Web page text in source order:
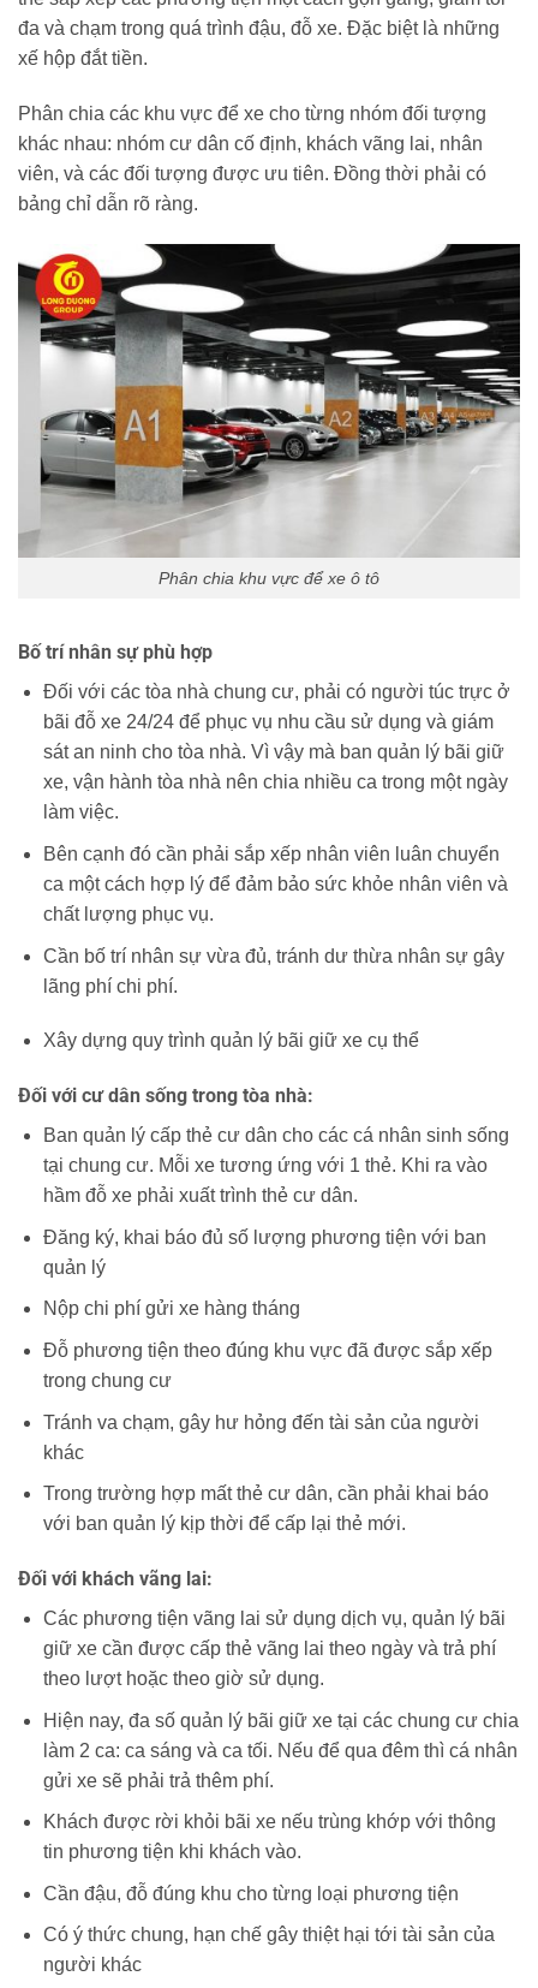
đa và chạm trong quá trình đậu, đỗ xe. Đặc biệt là những
xế hộp đắt tiền.
Phân chia các khu vực để xe cho từng nhóm đối tượng
khác nhau: nhóm cư dân cố định, khách vãng lai, nhân
viên, và các đối tượng được ưu tiên. Đồng thời phải có
bảng chỉ dẫn rõ ràng.
Phân chia khu vực để xe ô tô
Bố trí nhân sự phù hợp
Đối với các tòa nhà chung cư, phải có người túc trực ở
bãi đỗ xe 24/24 để phục vụ nhu cầu sử dụng và giám
sát an ninh cho tòa nhà. Vì vậy mà ban quản lý bãi giữ
xe, vận hành tòa nhà nên chia nhiều ca trong một ngày
làm việc.
Bên cạnh đó cần phải sắp xếp nhân viên luân chuyển
ca một cách hợp lý để đảm bảo sức khỏe nhân viên và
chất lượng phục vụ.
Cần bố trí nhân sự vừa đủ, tránh dư thừa nhân sự gây
lãng phí chi phí.
Xây dựng quy trình quản lý bãi giữ xe cụ thể
Đối với cư dân sống trong tòa nhà:
Ban quản lý cấp thẻ cư dân cho các cá nhân sinh sống
tại chung cư. Mỗi xe tương ứng với 1 thẻ. Khi ra vào
hầm đỗ xe phải xuất trình thẻ cư dân.
Đăng ký, khai báo đủ số lượng phương tiện với ban
quản lý
Nộp chi phí gửi xe hàng tháng
Đỗ phương tiện theo đúng khu vực đã được sắp xếp
trong chung cư
Tránh va chạm, gây hư hỏng đến tài sản của người
khác
Trong trường hợp mất thẻ cư dân, cần phải khai báo
với ban quản lý kịp thời để cấp lại thẻ mới.
Đối với khách vãng lai:
Các phương tiện vãng lai sử dụng dịch vụ, quản lý bãi
giữ xe cần được cấp thẻ vãng lai theo ngày và trả phí
theo lượt hoặc theo giờ sử dụng.
Hiện nay, đa số quản lý bãi giữ xe tại các chung cư chia
làm 2 ca: ca sáng và ca tối. Nếu để qua đêm thì cá nhân
gửi xe sẽ phải trả thêm phí.
Khách được rời khỏi bãi xe nếu trùng khớp với thông
tin phương tiện khi khách vào.
Cần đậu, đỗ đúng khu cho từng loại phương tiện
Có ý thức chung, hạn chế gây thiệt hại tới tài sản của
người khác